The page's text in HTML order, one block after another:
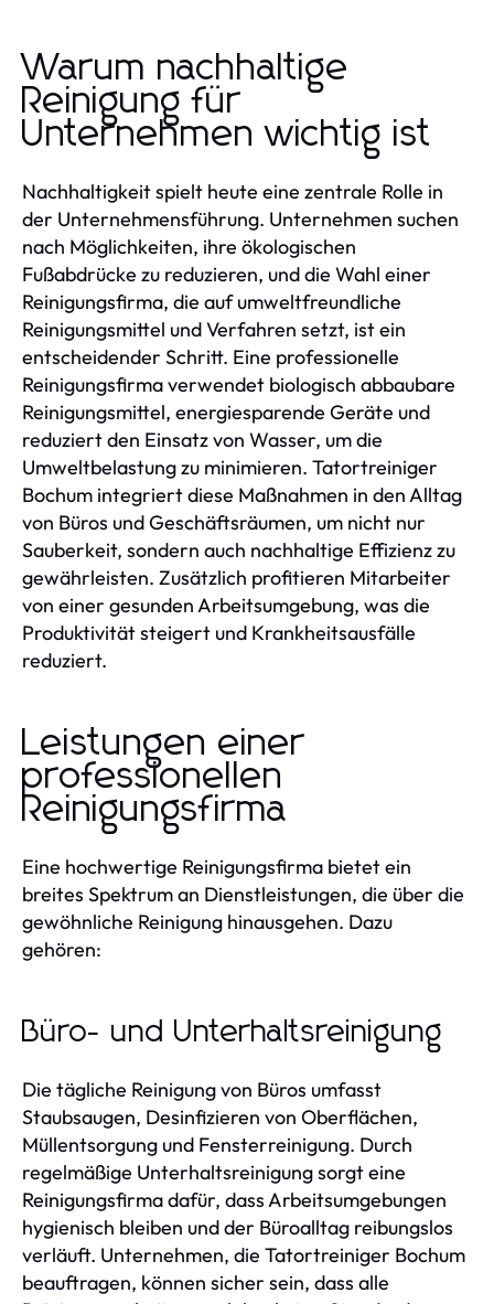
Warum nachhaltige
Reinigung für
Unternehmen wichtig ist
Nachhaltigkeit spielt heute eine zentrale Rolle in
der Unternehmensführung. Unternehmen suchen
nach Möglichkeiten, ihre ökologischen
Fußabdrücke zu reduzieren, und die Wahl einer
Reinigungsfirma, die auf umweltfreundliche
Reinigungsmittel und Verfahren setzt, ist ein
entscheidender Schritt. Eine professionelle
Reinigungsfirma verwendet biologisch abbaubare
Reinigungsmittel, energiesparende Geräte und
reduziert den Einsatz von Wasser, um die
Umweltbelastung zu minimieren. Tatortreiniger
Bochum integriert diese Maßnahmen in den Alltag
von Büros und Geschäftsräumen, um nicht nur
Sauberkeit, sondern auch nachhaltige Effizienz zu
gewährleisten. Zusätzlich profitieren Mitarbeiter
von einer gesunden Arbeitsumgebung, was die
Produktivität steigert und Krankheitsausfälle
reduziert.
Leistungen einer
professionellen
Reinigungsfirma
Eine hochwertige Reinigungsfirma bietet ein
breites Spektrum an Dienstleistungen, die über die
gewöhnliche Reinigung hinausgehen. Dazu
gehören:
Büro- und Unterhaltsreinigung
Die tägliche Reinigung von Büros umfasst
Staubsaugen, Desinfizieren von Oberflächen,
Müllentsorgung und Fensterreinigung. Durch
regelmäßige Unterhaltsreinigung sorgt eine
Reinigungsfirma dafür, dass Arbeitsumgebungen
hygienisch bleiben und der Büroalltag reibungslos
verläuft. Unternehmen, die Tatortreiniger Bochum
beauftragen, können sicher sein, dass alle